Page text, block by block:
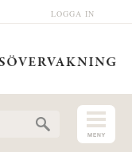
LOGGA IN